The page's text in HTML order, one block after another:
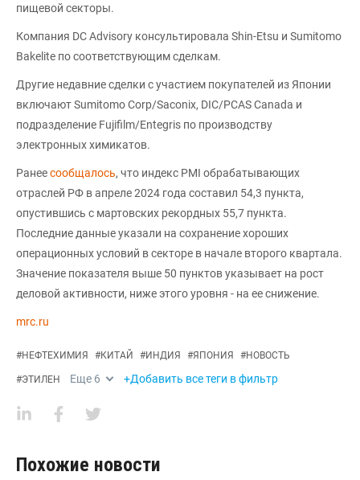
пищевой секторы.
Компания DC Advisory консультировала Shin-Etsu и Sumitomo
Bakelite по соответствующим сделкам.
Другие недавние сделки с участием покупателей из Японии
включают Sumitomo Corp/Saconix, DIC/PCAS Canada и
подразделение Fujifilm/Entegris по производству
электронных химикатов.
Ранеесообщалось, что индекс PMI обрабатывающих
отраслей РФ в апреле 2024 года составил 54,3 пункта,
опустившись с мартовских рекордных 55,7 пункта.
Последние данные указали на сохранение хороших
операционных условий в секторе в начале второго квартала.
Значение показателя выше 50 пунктов указывает на рост
деловой активности, ниже этого уровня - на ее снижение.
mrc.ru
#НЕФТЕХИМИЯ #КИТАЙ #ИНДИЯ #ЯПОНИЯ #НОВОСТЬ
#ЭТИЛЕН Еще 6 +Добавить все теги в фильтр
Похожие новости